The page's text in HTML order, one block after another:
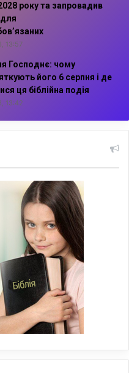
року та запровадив
13:57
Господнє: чому
його 6 серпня і де
ця біблійна подія
13:42